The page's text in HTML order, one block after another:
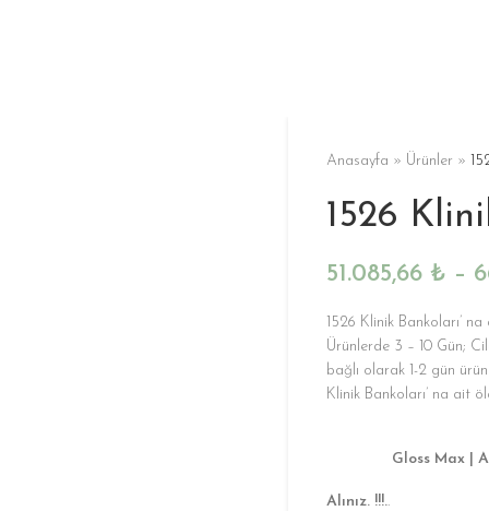
Anasayfa » Ürünler »
1526
51.085,66 ₺ –
1526 Klinik Bankoları’
Ürünlerde 3 – 10 Gün;
bağlı olarak 1-2 gün
Klinik Bankoları’ na ait
Gloss Max |
Alınız. !!!..